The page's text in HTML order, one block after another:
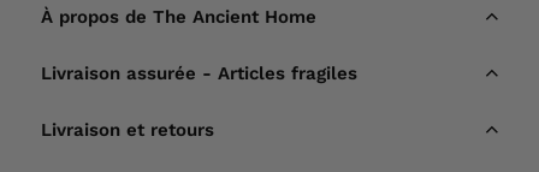
À propos de The Ancient Home
Livraison assurée - Articles fragiles
Livraison et retours